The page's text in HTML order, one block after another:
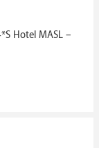
Hotel MASL –